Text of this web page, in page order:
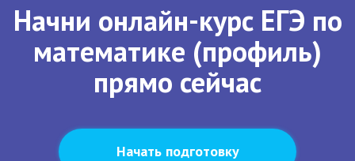
Начни онлайн-курс ЕГЭ по
математике (профиль)
прямо сейчас
Начать подготовку